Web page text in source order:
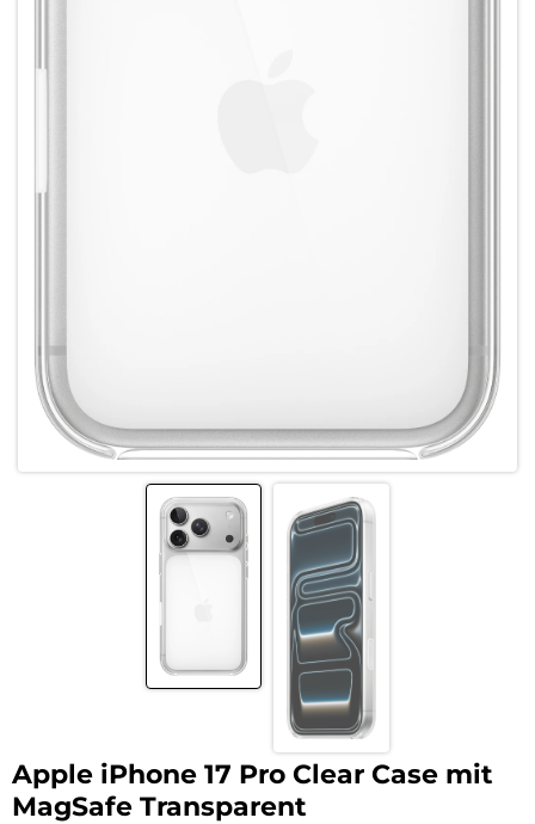
Apple iPhone 17 Pro Clear Case mit
MagSafe Transparent